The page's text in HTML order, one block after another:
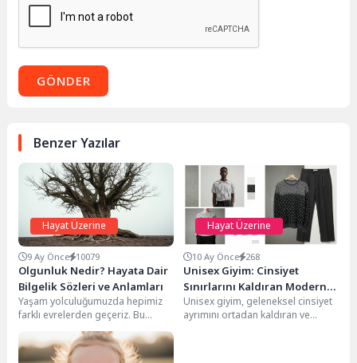
GÖNDER
Benzer Yazılar
Hayat Üzerine
9 Ay Önce 10079
Olgunluk Nedir? Hayata Dair
Bilgelik Sözleri ve Anlamları
Yaşam yolculuğumuzda hepimiz
farklı evrelerden geçeriz. Bu
evrelerden biri de, deneyimlerin
ve içselleşen bilgeliğin
birleşimiyle...
Hayat Üzerine
10 Ay Önce 268
Unisex Giyim: Cinsiyet
Sınırlarını Kaldıran Modern
Yaklaşım
Unisex giyim, geleneksel cinsiyet
ayrımını ortadan kaldıran ve